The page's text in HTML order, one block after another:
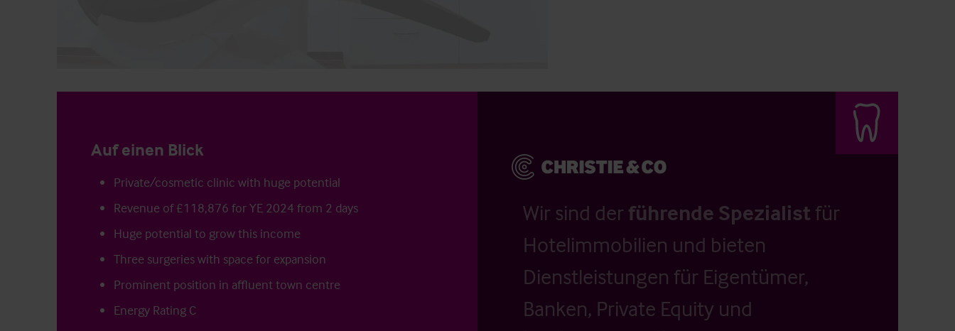
Auf einen Blick
Private/cosmetic clinic with huge potential
Revenue of £118,876 for YE 2024 from 2 days
Huge potential to grow this income
Three surgeries with space for expansion
Prominent position in affluent town centre
Energy Rating C
Wir sind der führende Spezialistfür
Hotelimmobilien und bieten
Dienstleistungen für Eigentümer,
Banken, Private Equity und